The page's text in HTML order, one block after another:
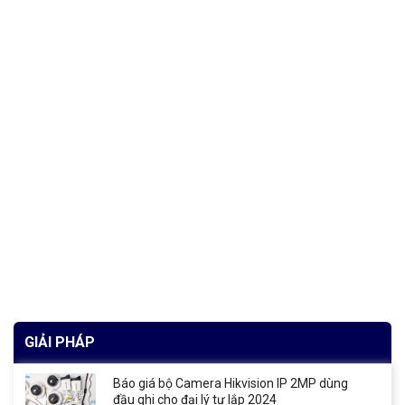
GIẢI PHÁP
Báo giá bộ Camera Hikvision IP 2MP dùng
đầu ghi cho đại lý tự lắp 2024